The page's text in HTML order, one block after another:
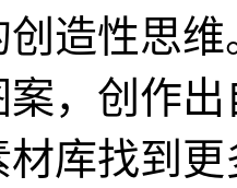
创造性思
，创作
库找到